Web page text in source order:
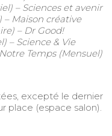
– Sciences et avenir
– Maison créative
– Dr Good!
– Science & Vie
Temps (Mensuel)
excepté le dernier
place (espace salon).